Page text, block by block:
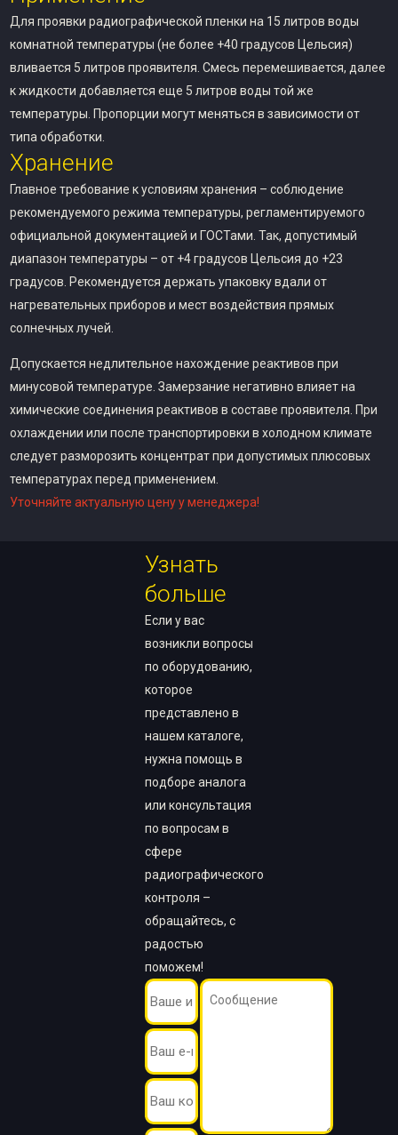
Для проявки радиографической пленки на 15 литров воды
комнатной температуры (не более +40 градусов Цельсия)
вливается 5 литров проявителя. Смесь перемешивается, далее
к жидкости добавляется еще 5 литров воды той же
температуры. Пропорции могут меняться в зависимости от
типа обработки.
Хранение
Главное требование к условиям хранения – соблюдение
рекомендуемого режима температуры, регламентируемого
официальной документацией и ГОСТами. Так, допустимый
диапазон температуры – от +4 градусов Цельсия до +23
градусов. Рекомендуется держать упаковку вдали от
нагревательных приборов и мест воздействия прямых
солнечных лучей.
Допускается недлительное нахождение реактивов при
минусовой температуре. Замерзание негативно влияет на
химические соединения реактивов в составе проявителя. При
охлаждении или после транспортировки в холодном климате
следует разморозить концентрат при допустимых плюсовых
температурах перед применением.
Уточняйте актуальную цену у менеджера!
Узнать
больше
Если у вас
возникли вопросы
по оборудованию,
которое
представлено в
нашем каталоге,
нужна помощь в
подборе аналога
или консультация
по вопросам в
сфере
радиографического
контроля –
обращайтесь, с
радостью
поможем!